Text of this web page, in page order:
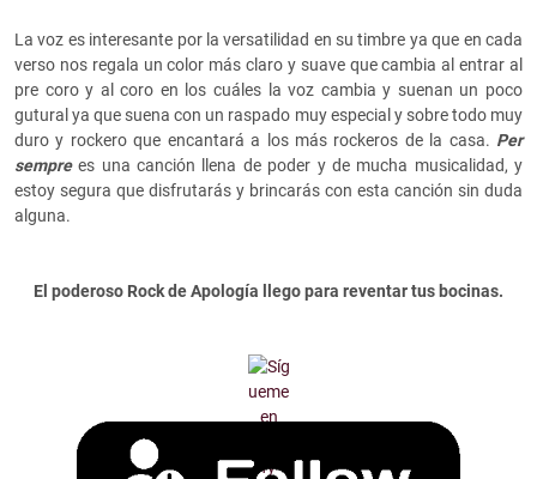
La voz es interesante por la versatilidad en su timbre ya que en cada
verso nos regala un color más claro y suave que cambia al entrar al
pre coro y al coro en los cuáles la voz cambia y suenan un poco
gutural ya que suena con un raspado muy especial y sobre todo muy
duro y rockero que encantará a los más rockeros de la casa. Per
semprees una canción llena de poder y de mucha musicalidad, y
estoy segura que disfrutarás y brincarás con esta canción sin duda
alguna.
El poderoso Rock de Apología llego para reventar tus bocinas.